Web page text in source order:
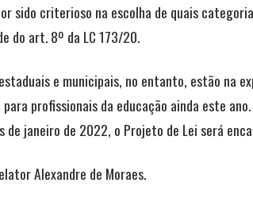
sido criterioso na escolha de quais
do art. 8º da LC 173/20.
e municipais, no entanto, estão na
profissionais da educação ainda este
janeiro de 2022, o Projeto de Lei será
Alexandre de Moraes.